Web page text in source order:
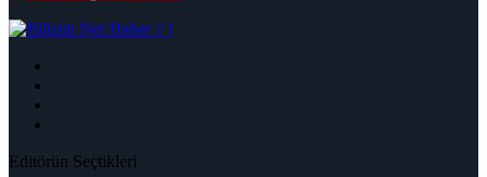
|
Editörün Seçtikleri